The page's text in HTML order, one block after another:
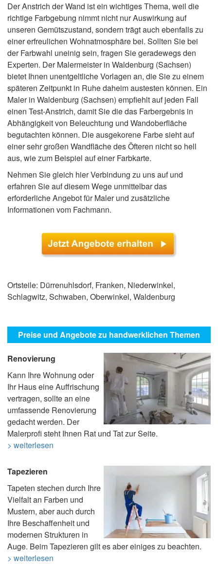
Der Anstrich der Wand ist ein wichtiges Thema, weil die
richtige Farbgebung nimmt nicht nur Auswirkung auf
unseren Gemütszustand, sondern trägt auch ebenfalls zu
einer erfreulichen Wohnatmosphäre bei. Sollten Sie bei
der Farbwahl uneinig sein, fragen Sie geradewegs den
Experten. Der Malermeister in Waldenburg (Sachsen)
bietet Ihnen unentgeltliche Vorlagen an, die Sie zu einem
späteren Zeitpunkt in Ruhe daheim austesten können. Ein
Maler in Waldenburg (Sachsen) empfiehlt auf jeden Fall
einen Test-Anstrich, damit Sie die das Farbergebnis in
Abhängigkeit von Beleuchtung und Wandoberfläche
begutachten können. Die ausgekorene Farbe sieht auf
einer sehr großen Wandfläche des Öfteren nicht so hell
aus, wie zum Beispiel auf einer Farbkarte.
Nehmen Sie gleich hier Verbindung zu uns auf und
erfahren Sie auf diesem Wege unmittelbar das
erforderliche Angebot für Maler und zusätzliche
Informationen vom Fachmann.
Ortsteile: Dürrenuhlsdorf, Franken, Niederwinkel,
Schlagwitz, Schwaben, Oberwinkel, Waldenburg
Preise und Angebote zu handwerklichen Themen
Renovierung
Kann Ihre Wohnung oder
Ihr Haus eine Auffrischung
vertragen, sollte an eine
umfassende Renovierung
gedacht werden. Der
Malerprofi steht Ihnen Rat und Tat zur Seite.
> weiterlesen
Tapezieren
Tapeten stechen durch Ihre
Vielfalt an Farben und
Mustern, aber auch durch
Ihre Beschaffenheit und
modernen Strukturen in
Auge. Beim Tapezieren gilt es aber einiges zu beachten.
> weiterlesen